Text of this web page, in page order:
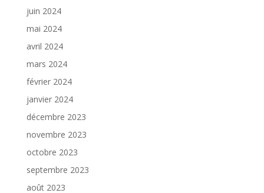
juin 2024
mai 2024
avril 2024
mars 2024
février 2024
janvier 2024
décembre 2023
novembre 2023
octobre 2023
septembre 2023
août 2023